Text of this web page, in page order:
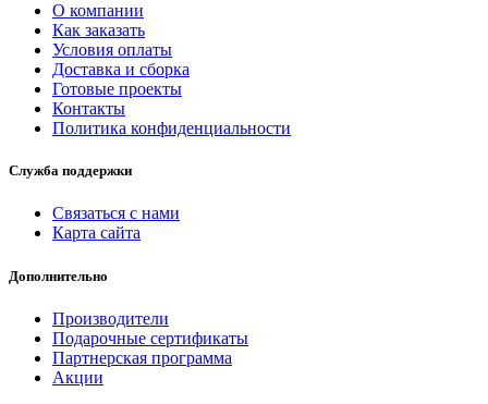
O компании
Как заказать
Условия оплаты
Доставка и сборка
Готовые проекты
Контакты
Политика конфиденциальности
Служба поддержки
Связаться с нами
Карта сайта
Дополнительно
Производители
Подарочные сертификаты
Партнерская программа
Акции